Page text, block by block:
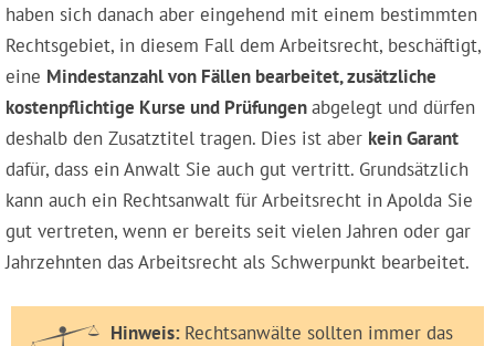
haben sich danach aber eingehend mit einem bestimmten
Rechtsgebiet, in diesem Fall dem Arbeitsrecht, beschäftigt,
eine Mindestanzahl von Fällen bearbeitet, zusätzliche
kostenpflichtige Kurse und Prüfungenabgelegt und dürfen
deshalb den Zusatztitel tragen. Dies ist aber kein Garant
dafür, dass ein Anwalt Sie auch gut vertritt. Grundsätzlich
kann auch ein Rechtsanwalt für Arbeitsrecht in Apolda Sie
gut vertreten, wenn er bereits seit vielen Jahren oder gar
Jahrzehnten das Arbeitsrecht als Schwerpunkt bearbeitet.
Hinweis: Rechtsanwälte sollten immer das